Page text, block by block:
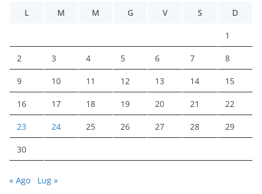
L
M M G V S D
1
2 3 4 5 6 7 8
9 10 11 12 13 14 15
16 17 18 19 20 21 22
23 24 25 26 27 28 29
30
« Ago Lug »